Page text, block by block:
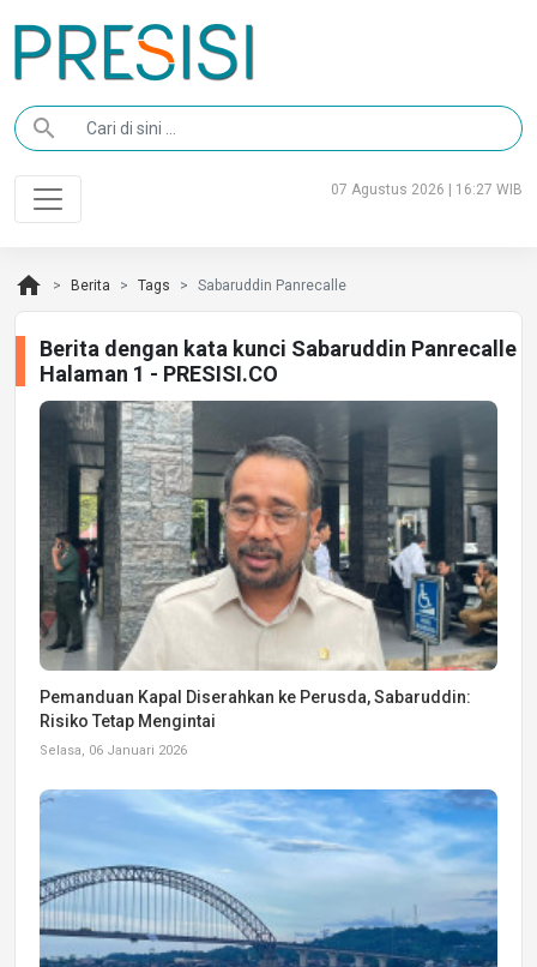
search
07 Agustus 2026 | 16:27 WIB
home Berita Tags Sabaruddin Panrecalle
Berita dengan kata kunci Sabaruddin Panrecalle
Halaman 1 - PRESISI.CO
Pemanduan Kapal Diserahkan ke Perusda, Sabaruddin:
Risiko Tetap Mengintai
Selasa, 06 Januari 2026